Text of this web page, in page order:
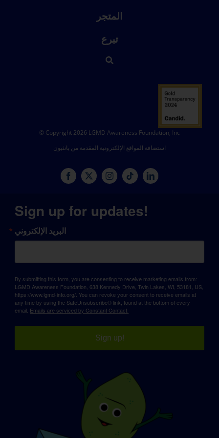
المتجر
تبرع
© Copyright 2026 LGMD Awareness Foundation, Inc
استضافة المواقع الإلكترونية المقدمة من بانثيون
Sign up for updates!
البريد الإلكتروني
By submitting this form, you are consenting to receive marketing emails from:
LGMD Awareness Foundation, 638 Kennedy Drive, Twin Lakes, WI, 53181, US,
https://www.lgmd-info.org/. You can revoke your consent to receive emails at
any time by using the SafeUnsubscribe® link, found at the bottom of every
email. Emails are serviced by Constant Contact.
Sign up!